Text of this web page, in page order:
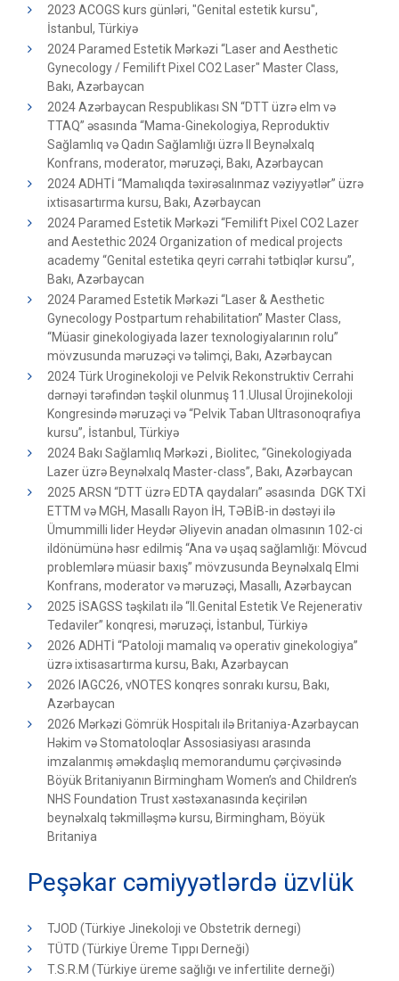
2023 ACOGS kurs günləri, "Genital estetik kursu",
İstanbul, Türkiyə
2024 Paramed Estetik Mərkəzi “Laser and Aesthetic
Gynecology / Femilift Pixel CO2 Laser" Master Class,
Bakı, Azərbaycan
2024 Azərbaycan Respublikası SN “DTT üzrə elm və
TTAQ” əsasında “Mama-Ginekologiya, Reproduktiv
Sağlamlıq və Qadın Sağlamlığı üzrə II Beynəlxalq
Konfrans, moderator, məruzəçi, Bakı, Azərbaycan
2024 ADHTİ “Mamalıqda təxirəsalınmaz vəziyyətlər” üzrə
ixtisasartırma kursu, Bakı, Azərbaycan
2024 Paramed Estetik Mərkəzi “Femilift Pixel CO2 Lazer
and Aestethic 2024 Organization of medical projects
academy “Genital estetika qeyri cərrahi tətbiqlər kursu”,
Bakı, Azərbaycan
2024 Paramed Estetik Mərkəzi “Laser & Aesthetic
Gynecology Postpartum rehabilitation” Master Class,
“Müasir ginekologiyada lazer texnologiyalarının rolu”
mövzusunda məruzəçi və təlimçi, Bakı, Azərbaycan
2024 Türk Uroginekoloji ve Pelvik Rekonstruktiv Cerrahi
dərnəyi tərəfindən təşkil olunmuş 11.Ulusal Ürojinekoloji
Kongresində məruzəçi və “Pelvik Taban Ultrasonoqrafiya
kursu”, İstanbul, Türkiyə
2024 Bakı Sağlamlıq Mərkəzi , Biolitec, “Ginekologiyada
Lazer üzrə Beynəlxalq Master-class”, Bakı, Azərbaycan
2025 ARSN “DTT üzrə EDTA qaydaları” əsasında DGK TXİ
ETTM və MGH, Masallı Rayon İH, TƏBİB-in dəstəyi ilə
Ümummilli lider Heydər Əliyevin anadan olmasının 102-ci
ildönümünə həsr edilmiş “Ana və uşaq sağlamlığı: Mövcud
problemlərə müasir baxış” mövzusunda Beynəlxalq Elmi
Konfrans, moderator və məruzəçi, Masallı, Azərbaycan
2025 İSAGSS təşkilatı ilə “II.Genital Estetik Ve Rejenerativ
Tedaviler” konqresi, məruzəçi, İstanbul, Türkiyə
2026 ADHTİ “Patoloji mamalıq və operativ ginekologiya”
üzrə ixtisasartırma kursu, Bakı, Azərbaycan
2026 IAGC26, vNOTES konqres sonrakı kursu, Bakı,
Azərbaycan
2026 Mərkəzi Gömrük Hospitalı ilə Britaniya-Azərbaycan
Həkim və Stomatoloqlar Assosiasiyası arasında
imzalanmış əməkdaşlıq memorandumu çərçivəsində
Böyük Britaniyanın Birmingham Women’s and Children’s
NHS Foundation Trust xəstəxanasında keçirilən
beynəlxalq təkmilləşmə kursu, Birmingham, Böyük
Britaniya
Peşəkar cəmiyyətlərdə üzvlük
TJOD (Türkiye Jinekoloji ve Obstetrik dernegi)
TÜTD (Türkiye Üreme Tıppı Derneği)
T.S.R.M (Türkiye üreme sağlığı ve infertilite derneği)